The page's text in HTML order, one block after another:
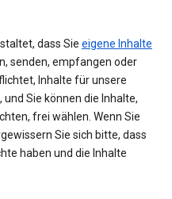
dass Sie eigene Inhalte
senden, empfangen oder
Inhalte für unsere
Sie können die Inhalte,
frei wählen. Wenn Sie
Sie sich bitte, dass
haben und die Inhalte